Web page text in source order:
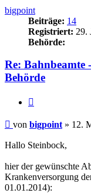
bigpoint
Beiträge: 14
Registriert: 29.
Behörde:
Re: Bahnbeamte
Behörde
Beitrag
von bigpoint » 12.
Hallo Steinbock,
hier der gewünschte
Krankenversorgung
01.01.2014):